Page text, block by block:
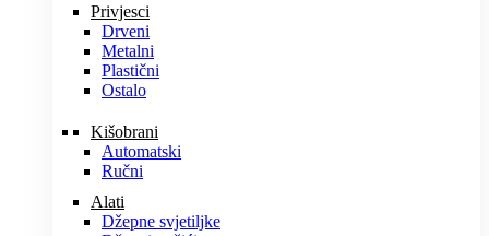
Privjesci
Drveni
Metalni
Plastični
Ostalo
Kišobrani
Automatski
Ručni
Alati
Džepne svjetiljke